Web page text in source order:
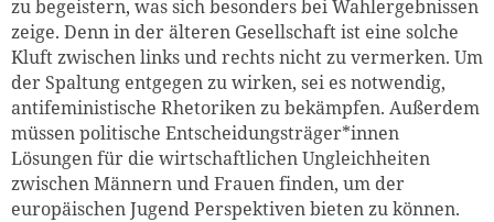
zu begeistern, was sich besonders bei Wahlergebnissen
zeige. Denn in der älteren Gesellschaft ist eine solche
Kluft zwischen links und rechts nicht zu vermerken. Um
der Spaltung entgegen zu wirken, sei es notwendig,
antifeministische Rhetoriken zu bekämpfen. Außerdem
müssen politische Entscheidungsträger*innen
Lösungen für die wirtschaftlichen Ungleichheiten
zwischen Männern und Frauen finden, um der
europäischen Jugend Perspektiven bieten zu können.